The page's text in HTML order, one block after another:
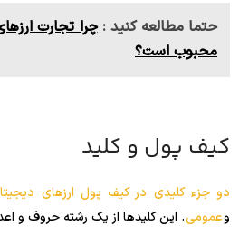
حتما مطالعه کنید : چرا تجارت
محبوب است؟
کیف پول و کلید
دو جزء کلیدی در کیف پول ارزهای
وعمومی. این کلیدها از یک رشته حروف و